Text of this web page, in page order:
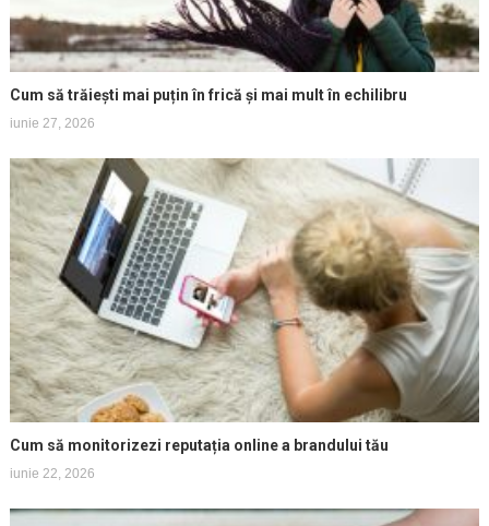
Cum să trăiești mai puțin în frică și mai mult în echilibru
iunie 27, 2026
Cum să monitorizezi reputația online a brandului tău
iunie 22, 2026